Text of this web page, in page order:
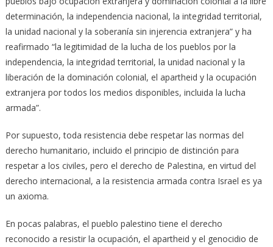
determinación, la independencia nacional, la integridad territorial,
la unidad nacional y la soberanía sin injerencia extranjera” y ha
reafirmado “la legitimidad de la lucha de los pueblos por la
independencia, la integridad territorial, la unidad nacional y la
liberación de la dominación colonial, el apartheid y la ocupación
extranjera por todos los medios disponibles, incluida la lucha
armada”.
Por supuesto, toda resistencia debe respetar las normas del
derecho humanitario, incluido el principio de distinción para
respetar a los civiles, pero el derecho de Palestina, en virtud del
derecho internacional, a la resistencia armada contra Israel es ya
un axioma.
En pocas palabras, el pueblo palestino tiene el derecho
reconocido a resistir la ocupación, el apartheid y el genocidio de